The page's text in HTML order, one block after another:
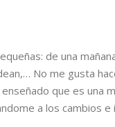
de una
No me gusta
que es una
a los cambios